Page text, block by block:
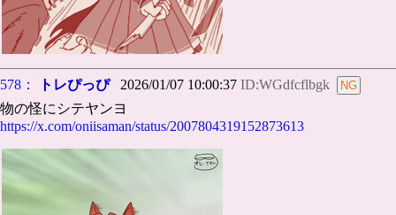
578： トレぴっぴ2026/01/07 10:00:37 ID:WGdfcflbgk
物の怪にシテヤンヨ
https://x.com/oniisaman/status/2007804319152873613